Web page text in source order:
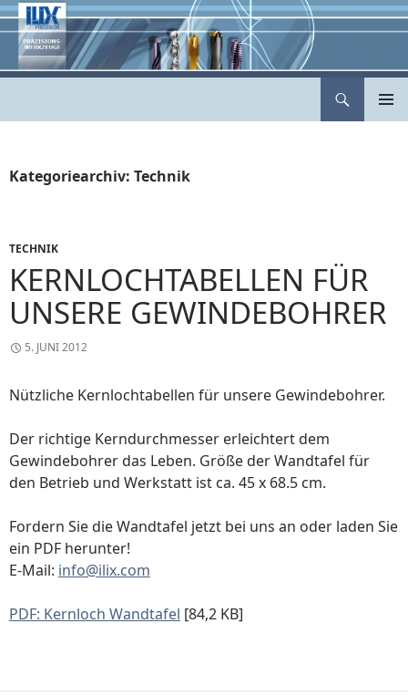
Zum
Inhalt
springen
Kategoriearchiv: Technik
TECHNIK
KERNLOCHTABELLEN FÜR
UNSERE GEWINDEBOHRER
5. JUNI 2012
Nützliche Kernlochtabellen für unsere Gewindebohrer.
Der richtige Kerndurchmesser erleichtert dem
Gewindebohrer das Leben. Größe der Wandtafel für
den Betrieb und Werkstatt ist ca. 45 x 68.5 cm.
Fordern Sie die Wandtafel jetzt bei uns an oder laden Sie
ein PDF herunter!
E-Mail: info@ilix.com
PDF: Kernloch Wandtafel [84,2 KB]